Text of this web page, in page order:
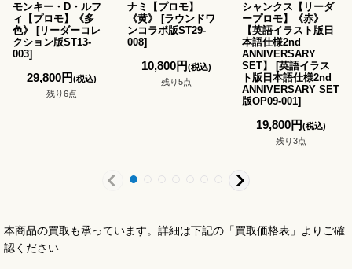
モンキー・D・ルフ
ィ【プロモ】《多
色》
[リーダーコレ
クション版ST13-
003]
29,800円(税込)
残り6点
ナミ【プロモ】
《黄》
[ラウンドワ
ンコラボ版ST29-
008]
10,800円(税込)
残り5点
シャンクス【リーダ
ープロモ】《赤》
【英語イラスト版日
本語仕様2nd
ANNIVERSARY
SET】
[英語イラス
ト版日本語仕様2nd
ANNIVERSARY SET
版OP09-001]
19,800円(税込)
残り3点
本商品の買取も承っています。詳細は下記の「買取価格表」よりご確
認ください